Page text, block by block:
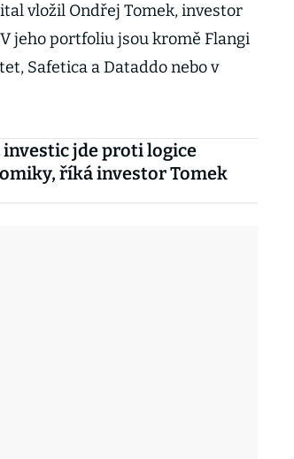
vložil Ondřej Tomek, investor
jeho portfoliu jsou kromě Flangi
Safetica a Dataddo nebo v
jde proti logice
říká investor Tomek